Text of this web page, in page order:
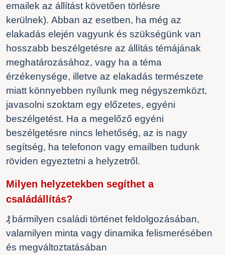
emailek az állítást követően törlésre
kerülnek). Abban az esetben, ha még az
elakadás elején vagyunk és szükségünk van
hosszabb beszélgetésre az állítás témájának
meghatározásához, vagy ha a téma
érzékenysége, illetve az elakadás természete
miatt könnyebben nyílunk meg négyszemközt,
javasolni szoktam egy előzetes, egyéni
beszélgetést. Ha a megelőző egyéni
beszélgetésre nincs lehetőség, az is nagy
segítség, ha telefonon vagy emailben tudunk
röviden egyeztetni a helyzetről.
Milyen helyzetekben segíthet a
családállítás?
₰ bármilyen családi történet feldolgozásában,
valamilyen minta vagy dinamika felismerésében
és megváltoztatásában